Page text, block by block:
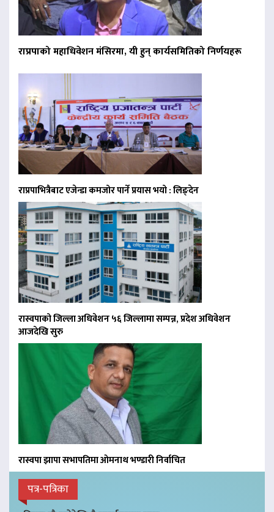
राप्रपाको महाधिवेशन मंसिरमा, यी हुन् कार्यसमितिको निर्णयहरू
राप्रपाभित्रैबाट एजेन्डा कमजोर पार्ने प्रयास भयो : लिङ्देन
रास्वपाको जिल्ला अधिवेशन ५६ जिल्लामा सम्पन्न, प्रदेश अधिवेशन
आजदेखि सुरु
रास्वपा झापा सभापतिमा ओमनाथ भण्डारी निर्वाचित
पत्र-पत्रिका